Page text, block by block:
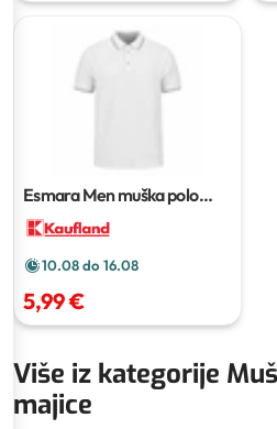
Esmara Men muška polo
majica
10.08 do 16.08
5,99 €
Više iz kategorije
majice